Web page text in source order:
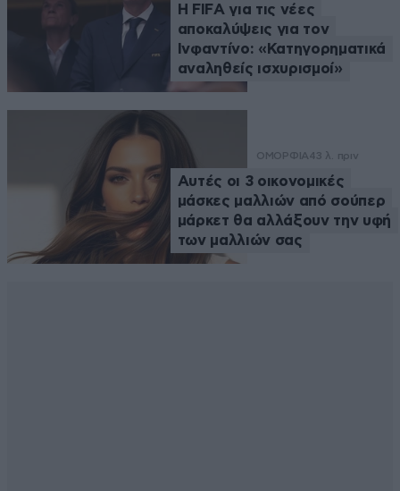
Η FIFA για τις νέες
αποκαλύψεις για τον
Ινφαντίνο: «Κατηγορηματικά
αναληθείς ισχυρισμοί»
ΟΜΟΡΦΙΑ43 λ. πριν
Αυτές οι 3 οικονομικές
μάσκες μαλλιών από σούπερ
μάρκετ θα αλλάξουν την υφή
των μαλλιών σας